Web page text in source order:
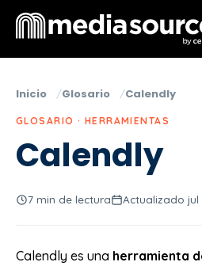
Inicio Glosario Calendly
GLOSARIO · HERRAMIENTAS
Calendly
7 min de lectura Actualizado jul
Calendly es una herramienta